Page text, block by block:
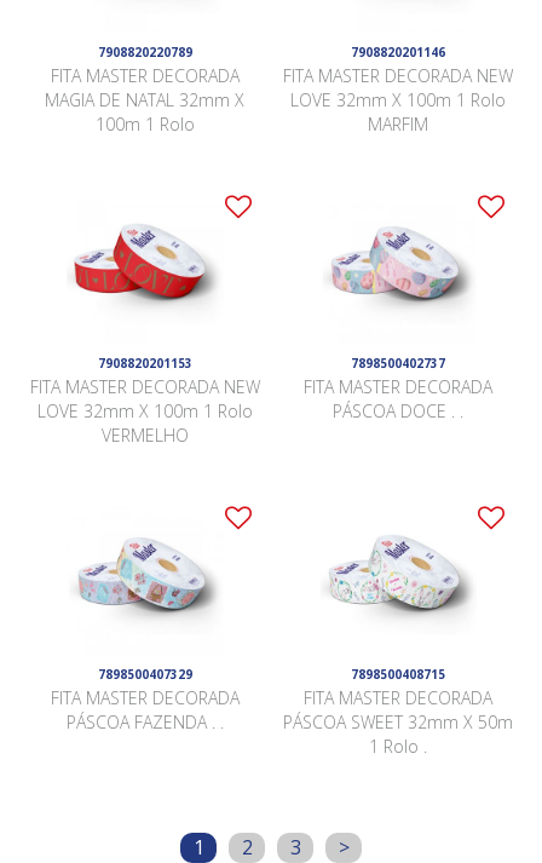
7908820220789
FITA MASTER DECORADA
MAGIA DE NATAL 32mm X
100m 1 Rolo
7908820201146
FITA MASTER DECORADA NEW
LOVE 32mm X 100m 1 Rolo
MARFIM
7908820201153
FITA MASTER DECORADA NEW
LOVE 32mm X 100m 1 Rolo
VERMELHO
7898500402737
FITA MASTER DECORADA
PÁSCOA DOCE . .
7898500407329
FITA MASTER DECORADA
PÁSCOA FAZENDA . .
7898500408715
FITA MASTER DECORADA
PÁSCOA SWEET 32mm X 50m
1 Rolo .
1 2 3 >